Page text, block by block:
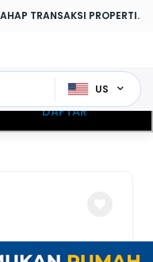
PROPERTI.
US
DAFTAR